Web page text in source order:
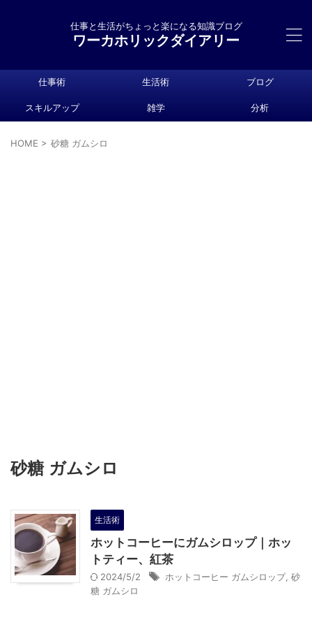
仕事と生活がちょっと楽になる知識ブログ
ワーカホリックダイアリー
仕事術 生活術 ブログ
スキルアップ 雑学 分析
HOME > 砂糖 ガムシロ
砂糖 ガムシロ
生活術
ホットコーヒーにガムシロップ｜ホッ
トティー、紅茶
2024/5/2 ホットコーヒー ガムシロップ, 砂
糖 ガムシロ